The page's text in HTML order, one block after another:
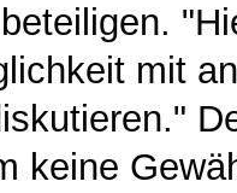
mit
keine